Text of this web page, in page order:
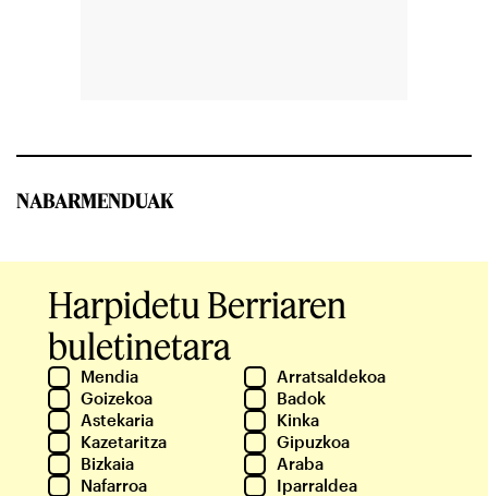
NABARMENDUAK
Harpidetu Berriaren
buletinetara
Mendia
Arratsaldekoa
Goizekoa
Badok
Astekaria
Kinka
Kazetaritza
Gipuzkoa
Bizkaia
Araba
Nafarroa
Iparraldea